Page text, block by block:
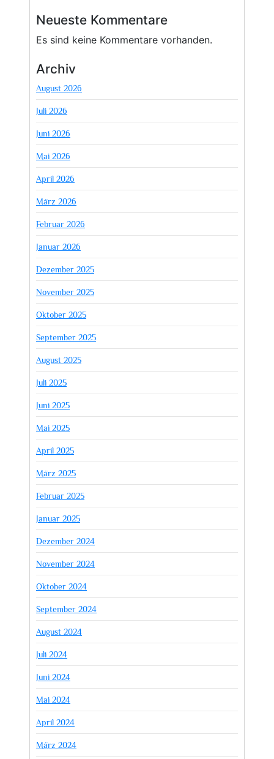
Neueste Kommentare
Es sind keine Kommentare vorhanden.
Archiv
August 2026
Juli 2026
Juni 2026
Mai 2026
April 2026
März 2026
Februar 2026
Januar 2026
Dezember 2025
November 2025
Oktober 2025
September 2025
August 2025
Juli 2025
Juni 2025
Mai 2025
April 2025
März 2025
Februar 2025
Januar 2025
Dezember 2024
November 2024
Oktober 2024
September 2024
August 2024
Juli 2024
Juni 2024
Mai 2024
April 2024
März 2024